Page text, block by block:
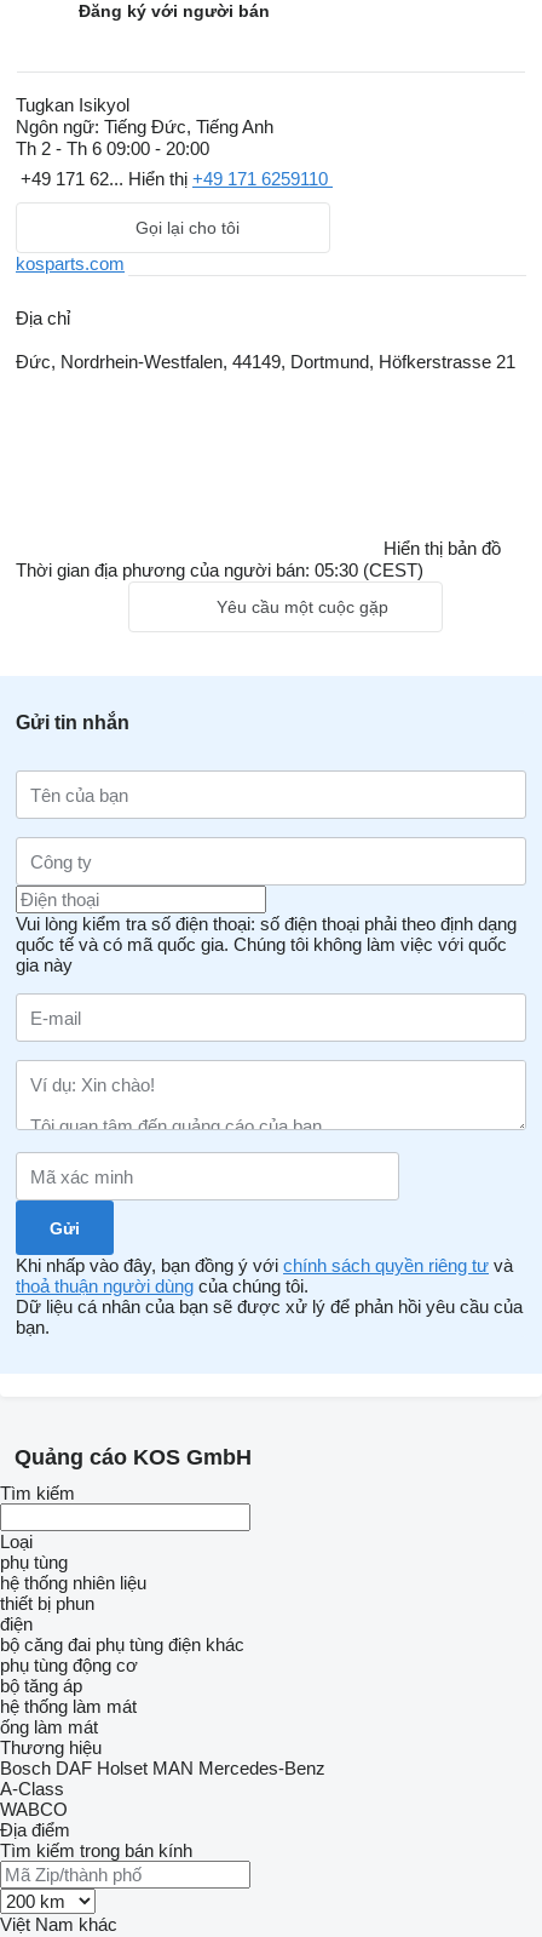
Đăng ký với người bán
Tugkan Isikyol
Ngôn ngữ: Tiếng Đức, Tiếng Anh
Th 2 - Th 6 09:00 - 20:00
+49 171 62... Hiển thị +49 171 6259110
Gọi lại cho tôi
kosparts.com
Địa chỉ
Đức, Nordrhein-Westfalen, 44149, Dortmund, Höfkerstrasse 21
Hiển thị bản đồ
Thời gian địa phương của người bán: 05:30 (CEST)
Yêu cầu một cuộc gặp
Gửi tin nhắn
Vui lòng kiểm tra số điện thoại: số điện thoại phải theo định dạng
quốc tế và có mã quốc gia. Chúng tôi không làm việc với quốc
gia này
Khi nhấp vào đây, bạn đồng ý với chính sách quyền riêng tư và
thoả thuận người dùng của chúng tôi.
Dữ liệu cá nhân của bạn sẽ được xử lý để phản hồi yêu cầu của
bạn.
Quảng cáo KOS GmbH
Tìm kiếm
Loại
phụ tùng
hệ thống nhiên liệu
thiết bị phun
điện
bộ căng đai phụ tùng điện khác
phụ tùng động cơ
bộ tăng áp
hệ thống làm mát
ống làm mát
Thương hiệu
Bosch DAF Holset MAN Mercedes-Benz
A-Class
WABCO
Địa điểm
Tìm kiếm trong bán kính
Việt Nam khác